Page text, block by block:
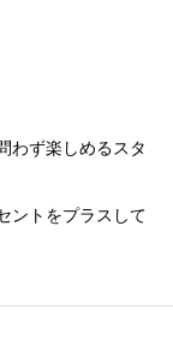
わず楽しめるスタ
ントをプラスして